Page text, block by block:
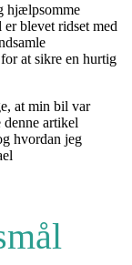
hjælpsomme
blevet ridset med
at sikre en hurtig
at min bil var
artikel
hvordan jeg